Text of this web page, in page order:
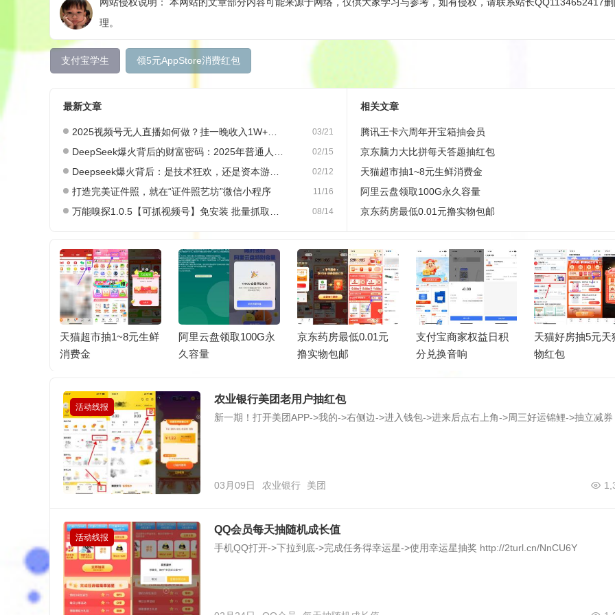
理。
支付宝学生 领5元AppStore消费红包
最新文章
03/21
2025视频号无人直播如何做？挂一晚收入1W+，这份教程，小白可做~
02/15
DeepSeek爆火背后的财富密码：2025年普通人如何抓住AI创业风口？
02/12
Deepseek爆火背后：是技术狂欢，还是资本游戏？
11/16
打造完美证件照，就在“证件照艺坊”微信小程序
08/14
万能嗅探1.0.5【可抓视频号】免安装 批量抓取媒体文件
相关文章
腾讯王卡六周年开宝箱抽会员
京东脑力大比拼每天答题抽红包
天猫超市抽1~8元生鲜消费金
阿里云盘领取100G永久容量
京东药房最低0.01元撸实物包邮
天猫超市抽1~8元生鲜
消费金
阿里云盘领取100G永
久容量
京东药房最低0.01元
撸实物包邮
支付宝商家权益日积
分兑换音响
天猫好房抽5元天
物红包
活动线报
农业银行美团老用户抽红包
新一期！打开美团APP->我的->右侧边->进入钱包->进来后点右上角->周三好运锦鲤->抽立减券
03月09日 农业银行 美团
活动线报
QQ会员每天抽随机成长值
手机QQ打开->下拉到底->完成任务得幸运星->使用幸运星抽奖 http://2turl.cn/NnCU6Y